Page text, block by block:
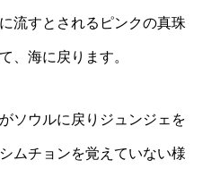
流すとされるピンクの真珠
、海に戻ります。
ソウルに戻りジュンジェを
ムチョンを覚えていない様